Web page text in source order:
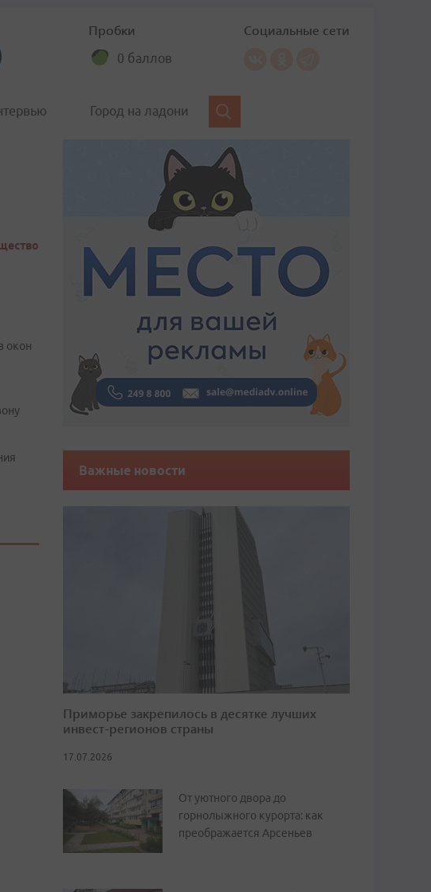
Пробки
0 баллов
Социальные сети
Город на ладони
окон
Важные новости
Приморье закрепилось в десятке лучших
инвест-регионов страны
17.07.2026
От уютного двора до
горнолыжного курорта: как
преображается Арсеньев